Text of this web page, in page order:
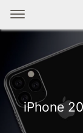
iPhone